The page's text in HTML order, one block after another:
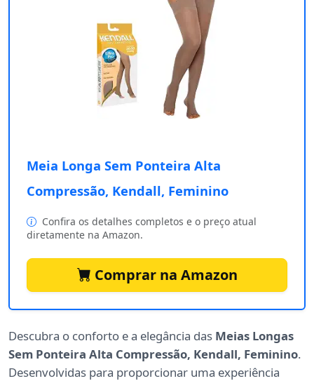
Meia Longa Sem Ponteira Alta
Compressão, Kendall, Feminino
Confira os detalhes completos e o preço atual
diretamente na Amazon.
Comprar na Amazon
Descubra o conforto e a elegância das Meias Longas
Sem Ponteira Alta Compressão, Kendall, Feminino.
Desenvolvidas para proporcionar uma experiência